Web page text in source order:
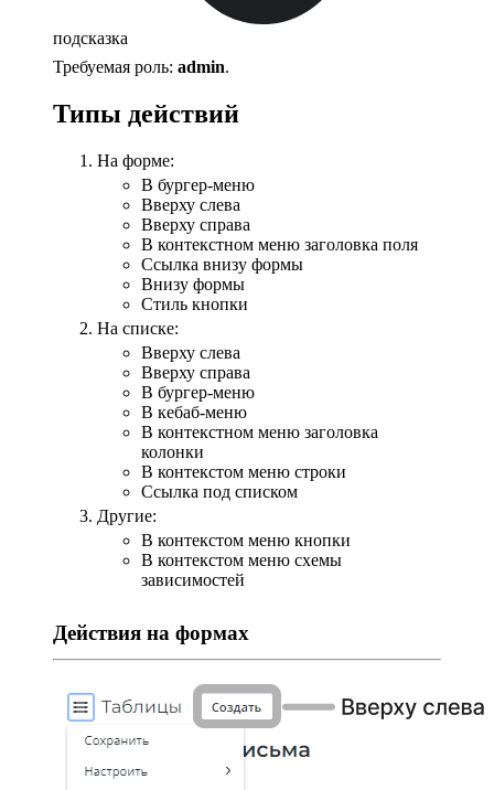
подсказка
Требуемая роль: admin.
Типы действий
На форме:
В бургер-меню
Вверху слева
Вверху справа
В контекстном меню заголовка поля
Ссылка внизу формы
Внизу формы
Стиль кнопки
На списке:
Вверху слева
Вверху справа
В бургер-меню
В кебаб-меню
В контекстном меню заголовка
колонки
В контекстом меню строки
Ссылка под списком
Другие:
В контекстом меню кнопки
В контекстом меню схемы
зависимостей
Действия на формах